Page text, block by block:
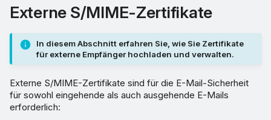
Externe S/MIME-Zertifikate
In diesem Abschnitt erfahren Sie, wie Sie Zertifikate
für externe Empfänger hochladen und verwalten.
Externe S/MIME-Zertifikate sind für die E-Mail-Sicherheit
für sowohl eingehende als auch ausgehende E-Mails
erforderlich: